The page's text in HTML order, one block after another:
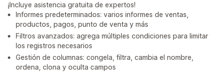
¡Incluye asistencia gratuita de expertos!
Informes predeterminados: varios informes de ventas,
productos, pagos, punto de venta y más
Filtros avanzados: agrega múltiples condiciones para limitar
los registros necesarios
Gestión de columnas: congela, filtra, cambia el nombre,
ordena, clona y oculta campos